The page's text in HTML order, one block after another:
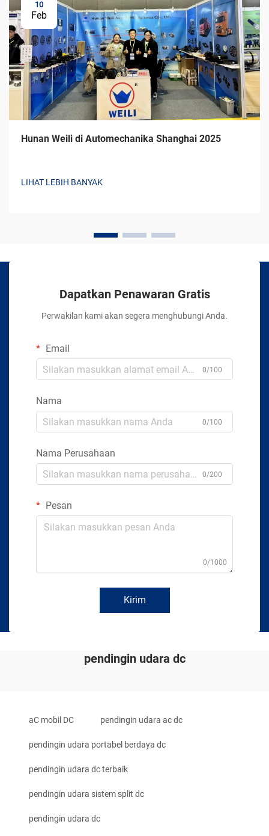
10
Feb
Hunan Weili di Automechanika Shanghai 2025
LIHAT LEBIH BANYAK
Dapatkan Penawaran Gratis
Perwakilan kami akan segera menghubungi Anda.
Email
0/100
Nama
0/100
Nama Perusahaan
0/200
Pesan
0/1000
Kirim
pendingin udara dc
aC mobil DC pendingin udara ac dc
pendingin udara portabel berdaya dc
pendingin udara dc terbaik
pendingin udara sistem split dc
pendingin udara dc